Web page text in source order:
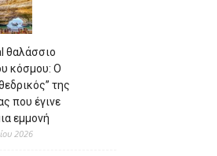
θαλάσσιο
κόσμου: Ο
της
που έγινε
εμμονή
2026